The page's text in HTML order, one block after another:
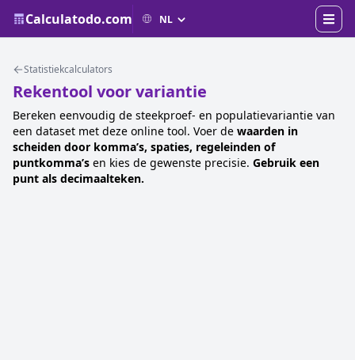
Calculatodo.com
Statistiekcalculators
Rekentool voor variantie
Bereken eenvoudig de steekproef- en populatievariantie van
een dataset met deze online tool. Voer de waarden in
scheiden door komma’s, spaties, regeleinden of
puntkomma’s en kies de gewenste precisie. Gebruik een
punt als decimaalteken.